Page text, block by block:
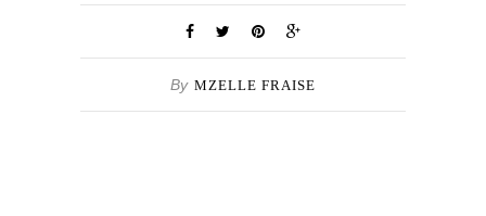
By MZELLE FRAISE